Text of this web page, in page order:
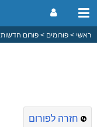
ראשי פורומים פורום חדשות
חזרה לפורום